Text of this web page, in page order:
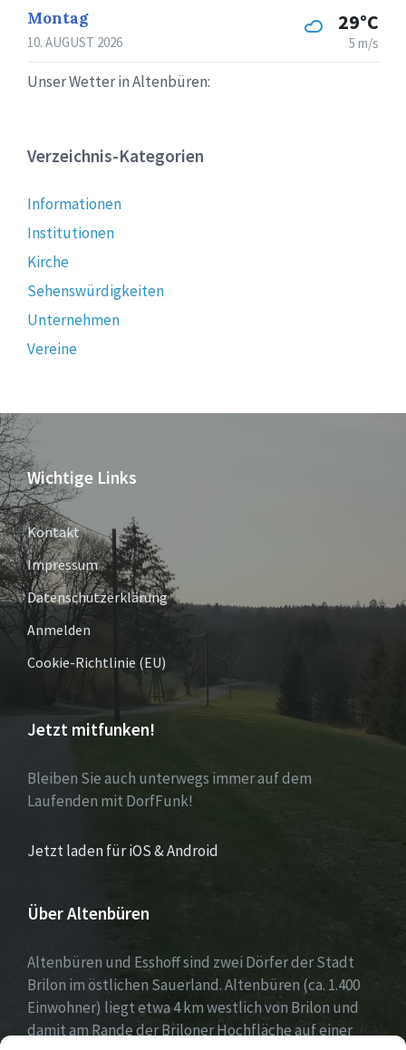
Montag
10. AUGUST 2026
29°C
5 m/s
Unser Wetter in Altenbüren:
Verzeichnis-Kategorien
Informationen
Institutionen
Kirche
Sehenswürdigkeiten
Unternehmen
Vereine
Wichtige Links
Kontakt
Impressum
Datenschutzerklärung
Anmelden
Cookie-Richtlinie (EU)
Jetzt mitfunken!
Bleiben Sie auch unterwegs immer auf dem
Laufenden mit DorfFunk!
Jetzt laden für iOS & Android
Über Altenbüren
Altenbüren und Esshoff sind zwei Dörfer der Stadt
Brilon im östlichen Sauerland. Altenbüren (ca. 1.400
Einwohner) liegt etwa 4 km westlich von Brilon und
damit am Rande der Briloner Hochfläche auf einer